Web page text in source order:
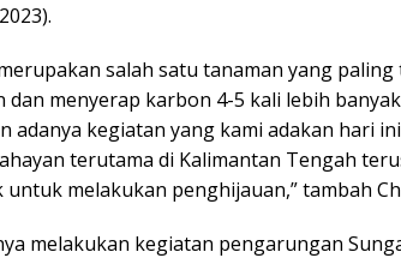
salah satu tanaman yang
dan menyerap karbon 4-5 kali lebih
adanya kegiatan yang kami adakan hari
terutama di Kalimantan Tengah
melakukan penghijauan,” tambah
melakukan kegiatan pengarungan